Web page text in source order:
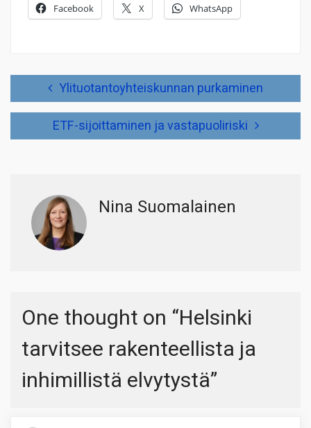
Facebook X WhatsApp
Artikkelien Ylituotantoyhteiskunnan purkaminen
ETF-sijoittaminen ja vastapuoliriski
Nina Suomalainen
One thought on “Helsinki
tarvitsee rakenteellista ja
inhimillistä elvytystä”